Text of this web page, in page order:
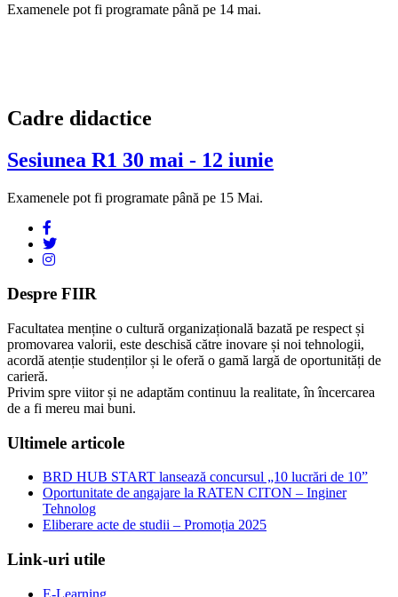
Examenele pot fi programate până pe 14 mai.
Cadre didactice
Sesiunea R1 30 mai - 12 iunie
Examenele pot fi programate până pe 15 Mai.
Despre FIIR
Facultatea menține o cultură organizațională bazată pe respect și
promovarea valorii, este deschisă către inovare și noi tehnologii,
acordă atenție studenților și le oferă o gamă largă de oportunități de
carieră.
Privim spre viitor și ne adaptăm continuu la realitate, în încercarea
de a fi mereu mai buni.
Ultimele articole
BRD HUB START lansează concursul „10 lucrări de 10”
Oportunitate de angajare la RATEN CITON – Inginer
Tehnolog
Eliberare acte de studii – Promoția 2025
Link-uri utile
E-Learning